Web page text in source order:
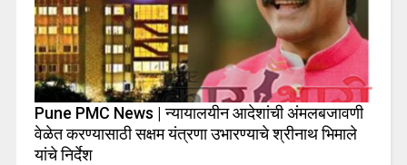
Pune PMC News | न्यायालयीन आदेशांची अंमलबजावणी
वेळेत करण्यासाठी सक्षम यंत्रणा उभारण्याचे श्रीनाथ भिमाले
यांचे निर्देश